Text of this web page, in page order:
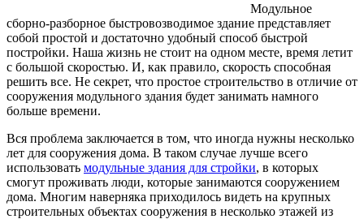
Модульное
сборно-разборное быстровозводимое здание представляет
собой простой и достаточно удобный способ быстрой
постройки. Наша жизнь не стоит на одном месте, время летит
с большой скоростью. И, как правило, скорость способная
решить все. Не секрет, что простое строительство в отличие от
сооружения модульного здания будет занимать намного
больше времени.
Вся проблема заключается в том, что иногда нужны несколько
лет для сооружения дома. В таком случае лучше всего
использовать модульные здания для стройки, в которых
смогут проживать люди, которые занимаются сооружением
дома. Многим наверняка приходилось видеть на крупных
строительных объектах сооружения в несколько этажей из